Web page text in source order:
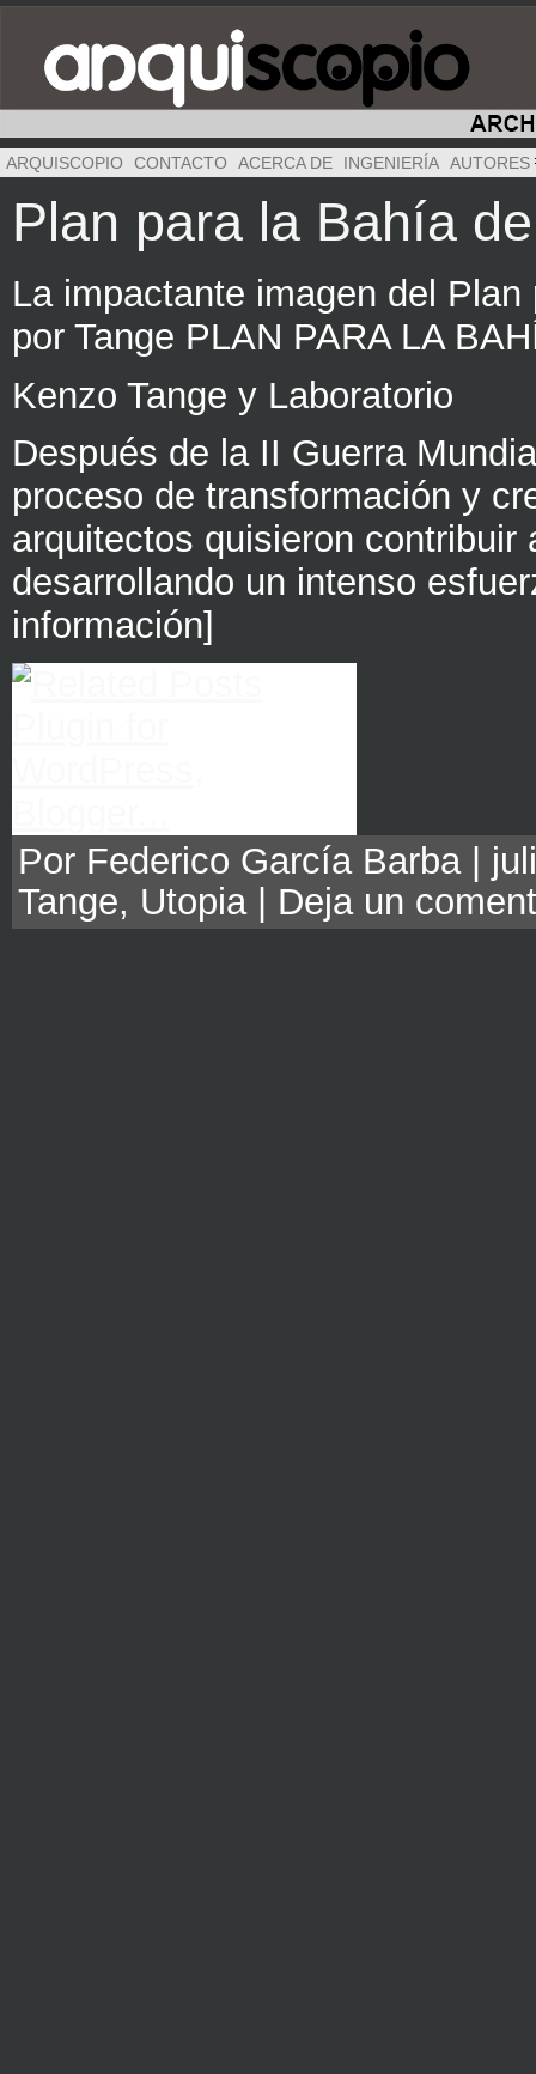
ARQUISCOPIO CONTACTO ACERCA DE INGENIERÍA AUTORES
Plan para la Bahía
La impactante imagen del
por Tange PLAN PARA LA
Kenzo Tange y Laboratorio
Después de la II Guerra
proceso de transformación y
arquitectos quisieron
desarrollando un intenso
información]
Por Federico García Barba |
Tange, Utopia| Deja un